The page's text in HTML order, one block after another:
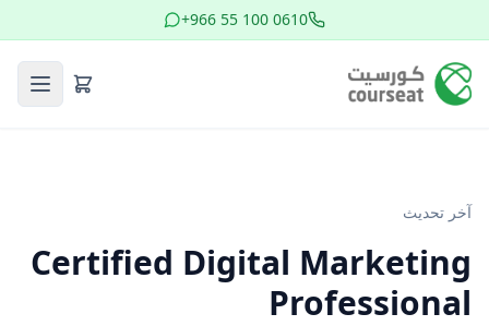
+966 55 100 0610
آخر تحديث
Certified Digital Marketing
Professional